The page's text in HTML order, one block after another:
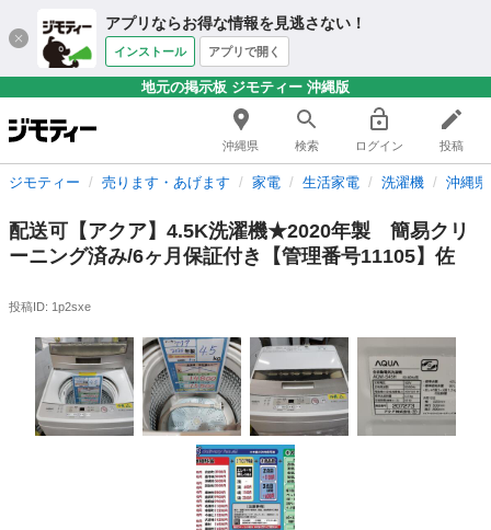
アプリならお得な情報を見逃さない！
インストール アプリで開く
地元の掲示板 ジモティー 沖縄版
沖縄県 検索 ログイン 投稿
ジモティー 売ります・あげます 家電 生活家電 洗濯機 沖縄
配送可【アクア】4.5K洗濯機★2020年製 簡易クリ
ーニング済み/6ヶ月保証付き【管理番号11105】佐
投稿ID: 1p2sxe